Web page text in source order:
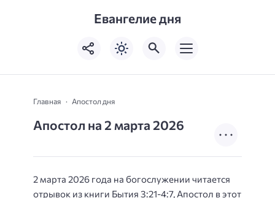
Евангелие дня
Главная Апостол дня
Апостол на 2 марта 2026
2 марта 2026 года на богослужении читается
отрывок из книги Бытия 3:21-4:7, Апостол в этот